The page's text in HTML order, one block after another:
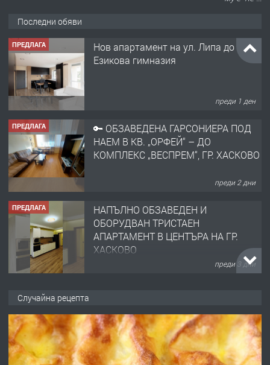
Последни обяви
ПРЕДЛАГА
Нов апартамент на ул. Липа до
Езикова гимназия
преди 1 ден
ПРЕДЛАГА
🔑 ОБЗАВЕДЕНА ГАРСОНИЕРА ПОД
НАЕМ В КВ. „ОРФЕЙ“ – ДО
КОМПЛЕКС „ВЕСПРЕМ“, ГР. ХАСКОВО
преди 2 дни
ПРЕДЛАГА
НАПЪЛНО ОБЗАВЕДЕН И
ОБОРУДВАН ТРИСТАЕН
АПАРТАМЕНТ В ЦЕНТЪРА НА ГР.
ХАСКОВО
преди 3 дни
преди 3 дни
Случайна рецепта